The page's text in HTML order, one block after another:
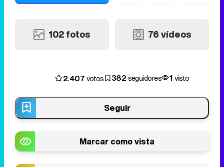
102 fotos 76 vídeos
2.407votos 382seguidores 1 visto
Seguir
Marcar como vista